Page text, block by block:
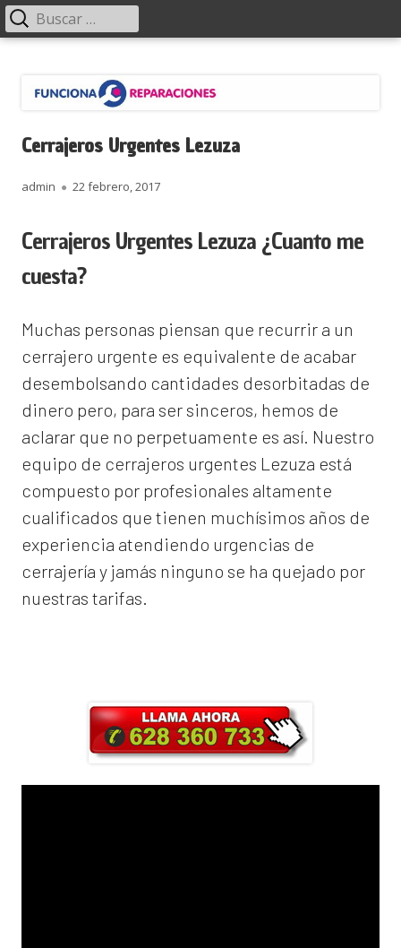
contenido
Menú
principal Buscar:
Cerrajeros Urgentes Lezuza
Autor
admin
Publicado
22 febrero, 2017
Cerrajeros Urgentes Lezuza ¿Cuanto me
cuesta?
Muchas personas piensan que recurrir a un
cerrajero urgente es equivalente de acabar
desembolsando cantidades desorbitadas de
dinero pero, para ser sinceros, hemos de
aclarar que no perpetuamente es así. Nuestro
equipo de cerrajeros urgentes Lezuza está
compuesto por profesionales altamente
cualificados que tienen muchísimos años de
experiencia atendiendo urgencias de
cerrajería y jamás ninguno se ha quejado por
nuestras tarifas.